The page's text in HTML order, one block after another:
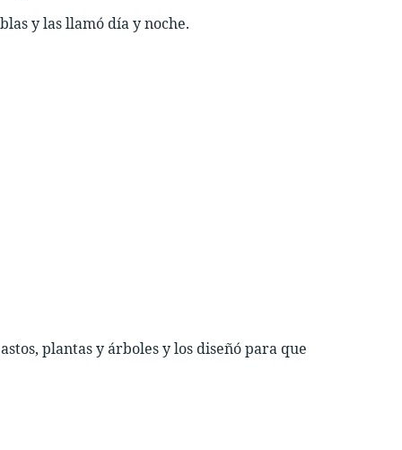
y las llamó día y noche.
plantas y árboles y los diseñó para que